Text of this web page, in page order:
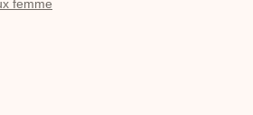
femme